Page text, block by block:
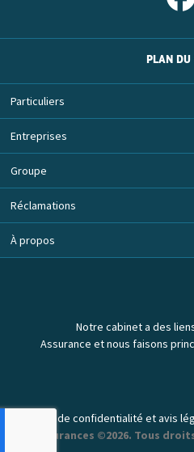
PLAN
Particuliers
Entreprises
Groupe
Réclamations
À propos
Politique de confidentialité et avis
DPA Assurances ©2026. Tous
Notre cabinet a des
Assurance et nous faisons